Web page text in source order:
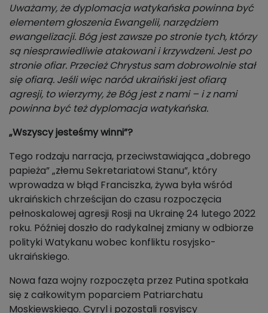
Uważamy, że dyplomacja watykańska powinna być
elementem głoszenia Ewangelii, narzędziem
ewangelizacji. Bóg jest zawsze po stronie tych, którzy
są niesprawiedliwie atakowani i krzywdzeni. Jest po
stronie ofiar. Przecież Chrystus sam dobrowolnie stał
się ofiarą. Jeśli więc naród ukraiński jest ofiarą
agresji, to wierzymy, że Bóg jest z nami – i z nami
powinna być też dyplomacja watykańska.
„Wszyscy jesteśmy winni”?
Tego rodzaju narracja, przeciwstawiająca „dobrego
papieża” „złemu Sekretariatowi Stanu”, który
wprowadza w błąd Franciszka, żywa była wśród
ukraińskich chrześcijan do czasu rozpoczęcia
pełnoskalowej agresji Rosji na Ukrainę 24 lutego 2022
roku. Później doszło do radykalnej zmiany w odbiorze
polityki Watykanu wobec konfliktu rosyjsko-
ukraińskiego.
Nowa faza wojny rozpoczęta przez Putina spotkała
się z całkowitym poparciem Patriarchatu
Moskiewskiego. Cyryl i pozostali rosyjscy